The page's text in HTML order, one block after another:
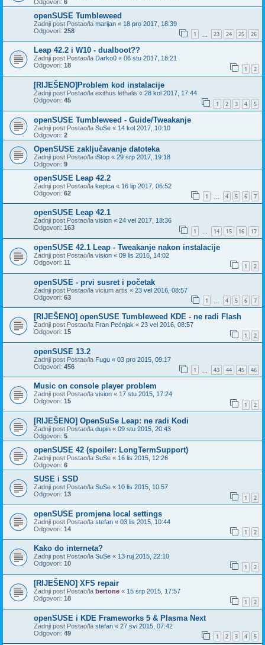
Odgovori: 6
openSUSE Tumbleweed
Zadnji post Postao/la marijan « 18 pro 2017, 18:39
Odgovori: 258 1 23 24 25 26
Leap 42.2 i W10 - dualboot??
Zadnji post Postao/la Darko0 « 06 stu 2017, 18:21
Odgovori: 18 1 2
[RIJEŠENO]Problem kod instalacije
Zadnji post Postao/la exithus lethalis « 28 kol 2017, 17:44
Odgovori: 45 1 2 3 4 5
openSUSE Tumbleweed - Guide/Tweakanje
Zadnji post Postao/la SuSe « 14 kol 2017, 10:10
Odgovori: 2
OpenSUSE zaključavanje datoteka
Zadnji post Postao/la iStop « 29 srp 2017, 19:18
Odgovori: 9
openSUSE Leap 42.2
Zadnji post Postao/la kepica « 16 lip 2017, 06:52
Odgovori: 62 1 4 5 6 7
openSUSE Leap 42.1
Zadnji post Postao/la vision « 24 vel 2017, 18:36
Odgovori: 163 1 ... 14 15 16 17
openSUSE 42.1 Leap - Tweakanje nakon instalacije
Zadnji post Postao/la vision « 09 lis 2016, 14:02
Odgovori: 11 1 2
openSUSE - prvi susret i početak
Zadnji post Postao/la vicium artis « 23 vel 2016, 08:57
Odgovori: 63 1 4 5 6 7
[RIJEŠENO] openSUSE Tumbleweed KDE - ne radi Flash
Zadnji post Postao/la Fran Pećnjak « 23 vel 2016, 08:57
Odgovori: 15 1 2
openSUSE 13.2
Zadnji post Postao/la Fugu « 03 pro 2015, 09:17
Odgovori: 456 1 43 44 45 46
Music on console player problem
Zadnji post Postao/la vision « 17 stu 2015, 17:24
Odgovori: 15 1 2
[RIJEŠENO] OpenSuSe Leap: ne radi Kodi
Zadnji post Postao/la dupin « 09 stu 2015, 20:43
Odgovori: 5
openSUSE 42 (spoiler: LongTermSupport)
Zadnji post Postao/la SuSe « 16 lis 2015, 12:26
Odgovori: 6
SUSE i SSD
Zadnji post Postao/la SuSe « 10 lis 2015, 10:57
Odgovori: 13 1 2
openSUSE promjena local settings
Zadnji post Postao/la stefan « 03 lis 2015, 10:44
Odgovori: 14 1 2
Kako do interneta?
Zadnji post Postao/la SuSe « 13 ruj 2015, 22:10
Odgovori: 10 1 2
[RIJEŠENO] XFS repair
Zadnji post Postao/la bertone « 15 srp 2015, 17:57
Odgovori: 18 1 2
openSUSE i KDE Frameworks 5 & Plasma Next
Zadnji post Postao/la stefan « 27 svi 2015, 07:42
Odgovori: 49 1 2 3 4 5